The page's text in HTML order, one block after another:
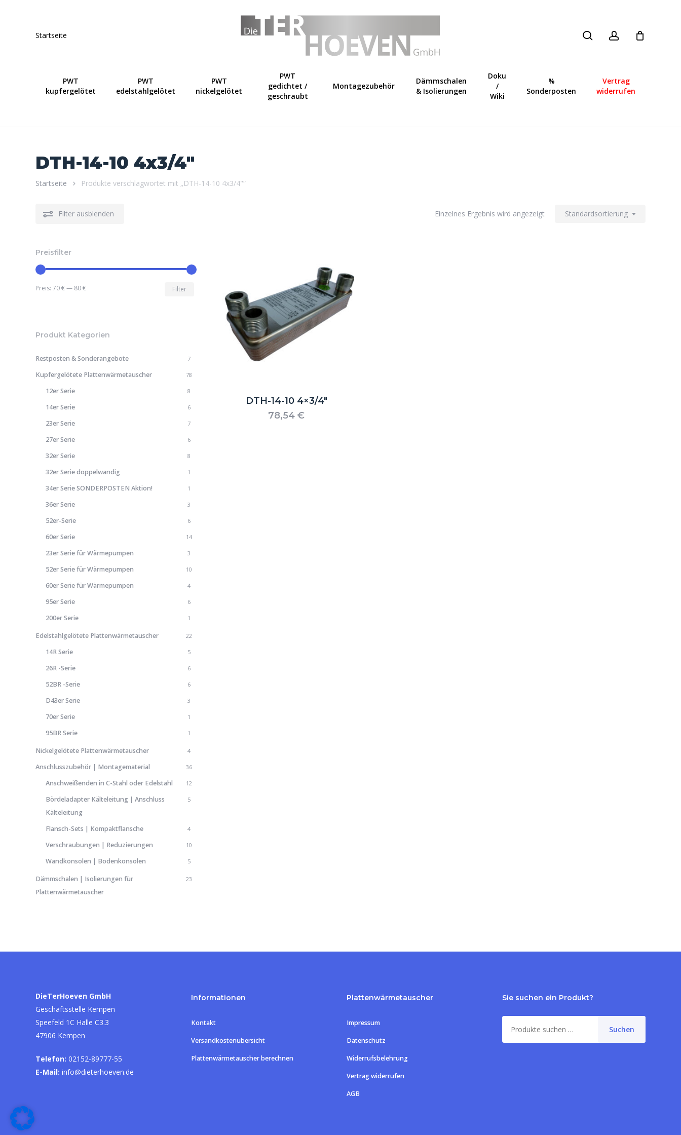
Startseite
PWT
kupfergelötet
PWT
edelstahlgelötet
PWT
nickelgelötet
PWT
gedichtet /
geschraubt
Montagezubehör
Dämmschalen
& Isolierungen
Doku
/
Wiki
%
Sonderposten
Vertrag
widerrufen
Zwischensumme:
DTH-14-10 4x3/4"
Startseite Produkte verschlagwortet mit „DTH-14-10 4x3/4"“
Filter ausblenden Einzelnes Ergebnis wird angezeigt Standardsortierung
Preisfilter
Filter
Preis: 70 €— 80 €
Produkt Kategorien
Restposten & Sonderangebote 7
Kupfergelötete Plattenwärmetauscher 78
12er Serie 8
14er Serie 6
23er Serie 7
27er Serie 6
32er Serie 8
32er Serie doppelwandig 1
34er Serie SONDERPOSTEN Aktion! 1
36er Serie 3
52er-Serie 6
60er Serie 14
23er Serie für Wärmepumpen 3
52er Serie für Wärmepumpen 10
60er Serie für Wärmepumpen 4
95er Serie 6
200er Serie 1
Edelstahlgelötete Plattenwärmetauscher 22
14R Serie 5
26R -Serie 6
52BR -Serie 6
D43er Serie 3
70er Serie 1
95BR Serie 1
Nickelgelötete Plattenwärmetauscher 4
Anschlusszubehör | Montagematerial 36
Anschweißenden in C-Stahl oder Edelstahl 12
Bördeladapter Kälteleitung | Anschluss
Kälteleitung
5
Flansch-Sets | Kompaktflansche 4
Verschraubungen | Reduzierungen 10
Wandkonsolen | Bodenkonsolen 5
Dämmschalen | Isolierungen für
Plattenwärmetauscher
23
DTH-14-10 4×3/4″
78,54€
DieTerHoeven GmbH
Geschäftsstelle Kempen
Speefeld 1C Halle C3.3
47906 Kempen
Telefon: 02152-89777-55
E-Mail: info@dieterhoeven.de
Informationen
Kontakt
Versandkostenübersicht
Plattenwärmetauscher berechnen
Plattenwärmetauscher
Impressum
Datenschutz
Widerrufsbelehrung
Vertrag widerrufen
AGB
Sie suchen ein Produkt?
nach:
Suchen